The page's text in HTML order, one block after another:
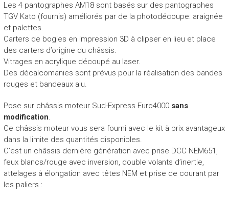
Les 4 pantographes AM18 sont basés sur des pantographes
TGV Kato (fournis) améliorés par de la photodécoupe: araignée
et palettes.
Carters de bogies en impression 3D à clipser en lieu et place
des carters d’origine du châssis.
Vitrages en acrylique découpé au laser.
Des décalcomanies sont prévus pour la réalisation des bandes
rouges et bandeaux alu.
Pose sur châssis moteur Sud-Express Euro4000 sans
modification.
Ce châssis moteur vous sera fourni avec le kit à prix avantageux
dans la limite des quantités disponibles.
C’est un châssis dernière génération avec prise DCC NEM651,
feux blancs/rouge avec inversion, double volants d’inertie,
attelages à élongation avec têtes NEM et prise de courant par
les paliers :